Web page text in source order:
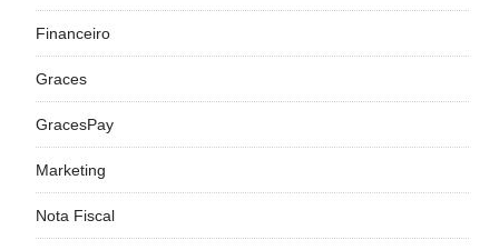
Financeiro
Graces
GracesPay
Marketing
Nota Fiscal